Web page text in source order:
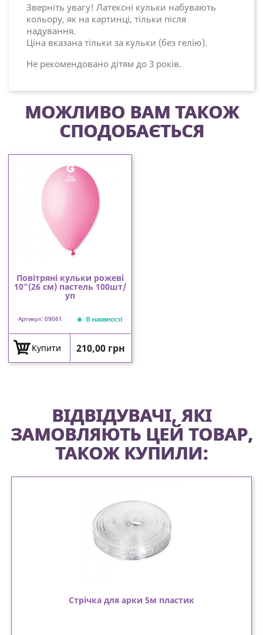
Зверніть увагу! Латексні кульки набувають
кольору, як на картинці, тільки після
надування.
Ціна вказана тільки за кульки (без гелію).
Не рекомендовано дітям до 3 років.
МОЖЛИВО ВАМ ТАКОЖ
СПОДОБАЄТЬСЯ
Повітряні кульки рожеві
10"(26 см) пастель 100шт/
уп
Артикул: 09061 В наявності
Купити Ціна
210,00 грн
ВІДВІДУВАЧІ, ЯКІ
ЗАМОВЛЯЮТЬ ЦЕЙ ТОВАР,
ТАКОЖ КУПИЛИ:
Стрічка для арки 5м пластик